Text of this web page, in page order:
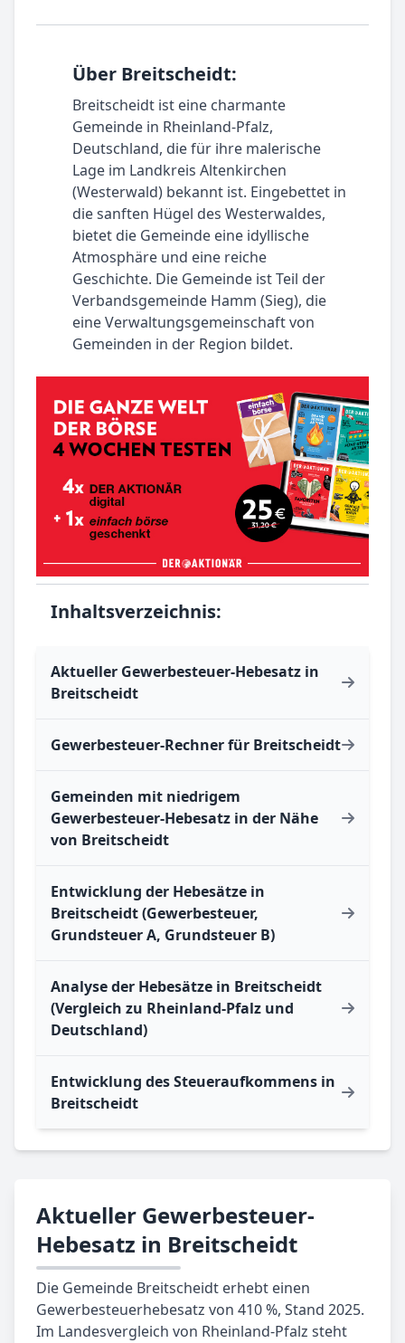
Über Breitscheidt:
Breitscheidt ist eine charmante
Gemeinde in Rheinland-Pfalz,
Deutschland, die für ihre malerische
Lage im Landkreis Altenkirchen
(Westerwald) bekannt ist. Eingebettet in
die sanften Hügel des Westerwaldes,
bietet die Gemeinde eine idyllische
Atmosphäre und eine reiche
Geschichte. Die Gemeinde ist Teil der
Verbandsgemeinde Hamm (Sieg), die
eine Verwaltungsgemeinschaft von
Gemeinden in der Region bildet.
Inhaltsverzeichnis:
Aktueller Gewerbesteuer-Hebesatz in
Breitscheidt
Gewerbesteuer-Rechner für Breitscheidt
Gemeinden mit niedrigem
Gewerbesteuer-Hebesatz in der Nähe
von Breitscheidt
Entwicklung der Hebesätze in
Breitscheidt (Gewerbesteuer,
Grundsteuer A, Grundsteuer B)
Analyse der Hebesätze in Breitscheidt
(Vergleich zu Rheinland-Pfalz und
Deutschland)
Entwicklung des Steueraufkommens in
Breitscheidt
Aktueller Gewerbesteuer-
Hebesatz in Breitscheidt
Die Gemeinde Breitscheidt erhebt einen
Gewerbesteuerhebesatz von 410 %, Stand 2025.
Im Landesvergleich von Rheinland-Pfalz steht